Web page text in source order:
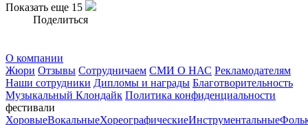
Показать еще 15
Поделиться
О компании
Жюри Отзывы Сотрудничаем СМИ О НАС Рекламодателям
Наши сотрудники Дипломы и награды Благотворительность
Музыкальный Клондайк Политика конфиденциальности
фестивали
ХоровыеВокальныеХореографическиеИнструментальные